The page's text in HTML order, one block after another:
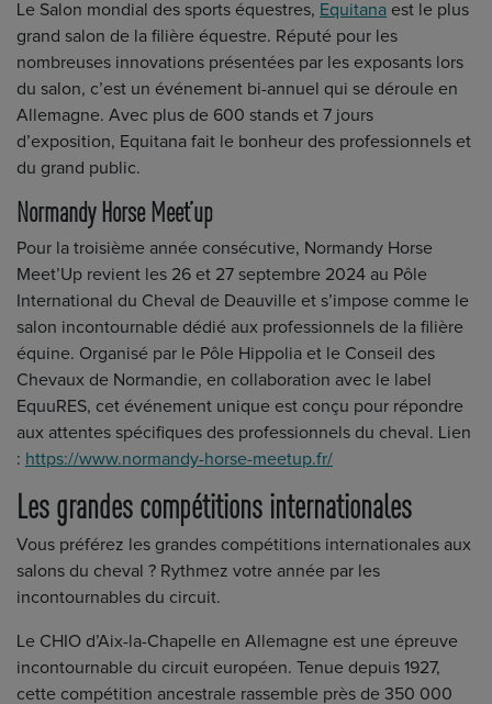
Le Salon mondial des sports équestres, Equitana est le plus
grand salon de la filière équestre. Réputé pour les
nombreuses innovations présentées par les exposants lors
du salon, c’est un événement bi-annuel qui se déroule en
Allemagne. Avec plus de 600 stands et 7 jours
d’exposition, Equitana fait le bonheur des professionnels et
du grand public.
Normandy Horse Meet’up
Pour la troisième année consécutive, Normandy Horse
Meet’Up revient les 26 et 27 septembre 2024 au Pôle
International du Cheval de Deauville et s’impose comme le
salon incontournable dédié aux professionnels de la filière
équine. Organisé par le Pôle Hippolia et le Conseil des
Chevaux de Normandie, en collaboration avec le label
EquuRES, cet événement unique est conçu pour répondre
aux attentes spécifiques des professionnels du cheval. Lien
: https://www.normandy-horse-meetup.fr/
Les grandes compétitions internationales
Vous préférez les grandes compétitions internationales aux
salons du cheval ? Rythmez votre année par les
incontournables du circuit.
Le CHIO d’Aix-la-Chapelle en Allemagne est une épreuve
incontournable du circuit européen. Tenue depuis 1927,
cette compétition ancestrale rassemble près de 350 000